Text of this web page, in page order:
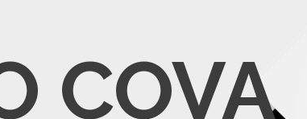
COVA